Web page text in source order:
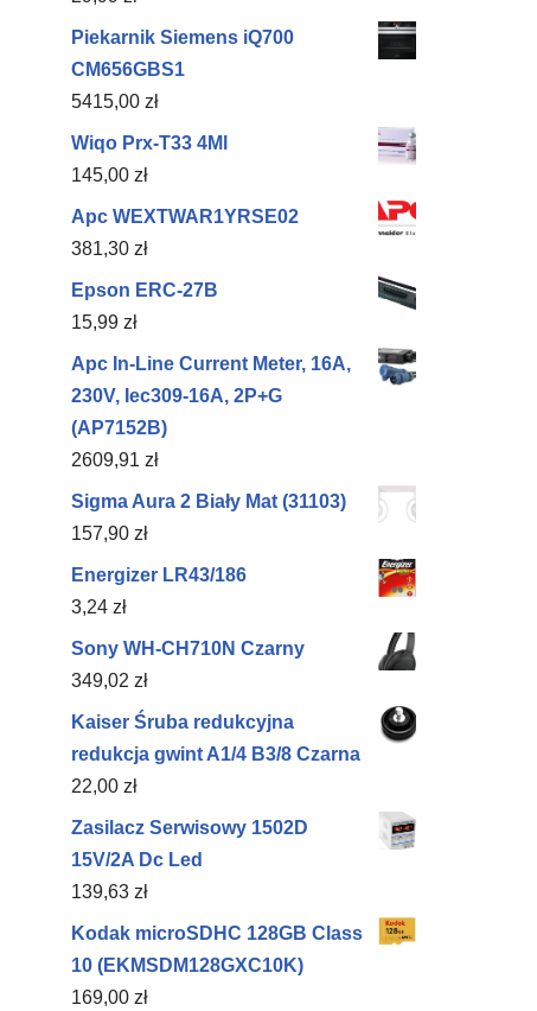
Piekarnik Siemens iQ700
CM656GBS1
5415,00 zł
Wiqo Prx-T33 4Ml
145,00 zł
Apc WEXTWAR1YRSE02
381,30 zł
Epson ERC-27B
15,99 zł
Apc In-Line Current Meter, 16A,
230V, Iec309-16A, 2P+G
(AP7152B)
2609,91 zł
Sigma Aura 2 Biały Mat (31103)
157,90 zł
Energizer LR43/186
3,24 zł
Sony WH-CH710N Czarny
349,02 zł
Kaiser Śruba redukcyjna
redukcja gwint A1/4 B3/8 Czarna
22,00 zł
Zasilacz Serwisowy 1502D
15V/2A Dc Led
139,63 zł
Kodak microSDHC 128GB Class
10 (EKMSDM128GXC10K)
169,00 zł